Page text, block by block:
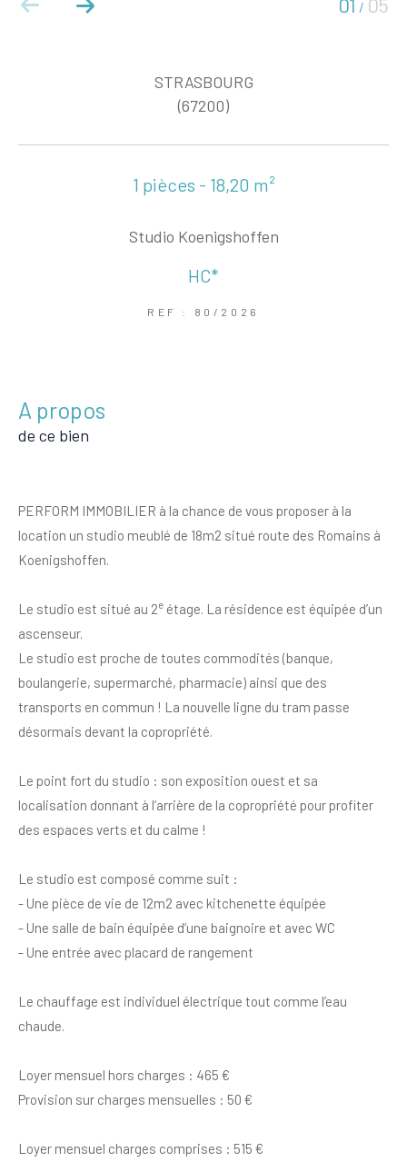
01 / 05
STRASBOURG
(67200)
1 pièces - 18,20 m²
Studio Koenigshoffen
HC*
REF : 80/2026
a propos
de ce bien
PERFORM IMMOBILIER à la chance de vous proposer à la
location un studio meublé de 18m2 situé route des Romains à
Koenigshoffen.
Le studio est situé au 2e étage. La résidence est équipée d’un
ascenseur.
Le studio est proche de toutes commodités (banque,
boulangerie, supermarché, pharmacie) ainsi que des
transports en commun ! La nouvelle ligne du tram passe
désormais devant la copropriété.
Le point fort du studio : son exposition ouest et sa
localisation donnant à l’arrière de la copropriété pour profiter
des espaces verts et du calme !
Le studio est composé comme suit :
- Une pièce de vie de 12m2 avec kitchenette équipée
- Une salle de bain équipée d’une baignoire et avec WC
- Une entrée avec placard de rangement
Le chauffage est individuel électrique tout comme l’eau
chaude.
Loyer mensuel hors charges : 465 €
Provision sur charges mensuelles : 50 €
Loyer mensuel charges comprises : 515 €